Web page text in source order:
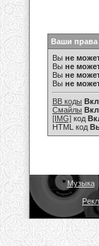
Ваши права
Вы не
Вы не
Вы не
Вы не
BB коды
Смайлы
[IMG] код
HTML код
Музыка